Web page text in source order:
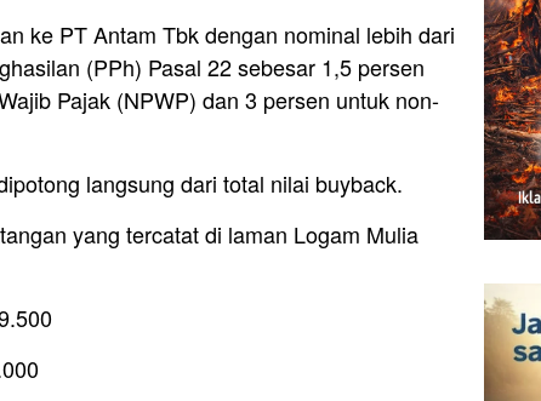
ke PT Antam Tbk dengan nominal lebih dari
(PPh) Pasal 22 sebesar 1,5 persen
Pajak (NPWP) dan 3 persen untuk non-
langsung dari total nilai buyback.
yang tercatat di laman Logam Mulia